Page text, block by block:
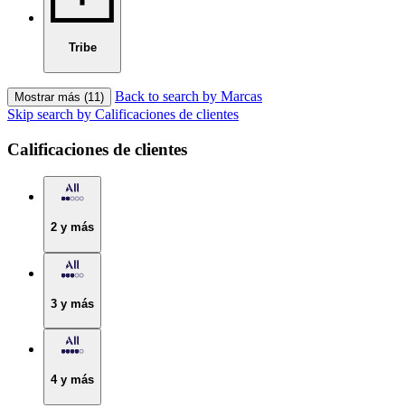
Tribe
Mostrar más (11)
Back to search by Marcas
Skip search by Calificaciones de clientes
Calificaciones de clientes
2 y más
3 y más
4 y más